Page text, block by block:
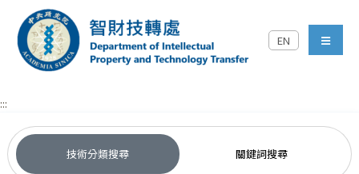
跳到主要內容區塊
中央研究院智財技轉處對
EN
menu
:::
技術分類搜尋 關鍵詞搜尋